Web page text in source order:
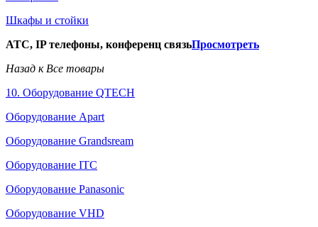
Шкафы и стойки
АТС, IP телефоны, конференц связьПросмотреть
Назад к Все товары
10. Оборудование QTECH
Оборудование Apart
Оборудование Grandsream
Оборудование ITC
Оборудование Panasonic
Оборудование VHD